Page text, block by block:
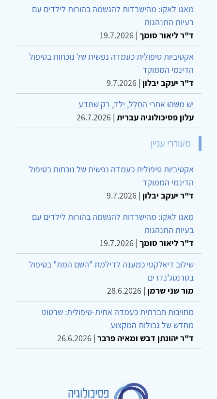
מאגו לאקו: מהישרדות להגשמה בהורות לילדים עם
בעיות התנהגות
ד"ר ליאור סומך |
19.7.2026
אקטיביות טיפולית כעמדה נפשית של נוכחות בטיפול
הדינמי הממוקד
ד"ר יעקב יבלון |
9.7.2026
יֵשׁ מַשֶּׁהוּ אַחֲרֵי הֶחָלָל, יֶלֶד, רַק שֶׁתֵּדַע
עלון פסיכולוגיה עברית |
26.7.2026
מעוררי עניין
אקטיביות טיפולית כעמדה נפשית של נוכחות בטיפול
הדינמי הממוקד
ד"ר יעקב יבלון |
9.7.2026
מאגו לאקו: מהישרדות להגשמה בהורות לילדים עם
בעיות התנהגות
ד"ר ליאור סומך |
19.7.2026
שילוב דיאלקטי כמענה לדילמת "השם המת" בטיפול
בטרנסג'נדרים
מור שני שרמן |
28.6.2026
מחויבות חברתית כעמדה אתית-טיפולית: שרטוט
מחדש של גבולות המקצוע
ד"ר יהונתן דבש ומאיה פרבר |
26.6.2026